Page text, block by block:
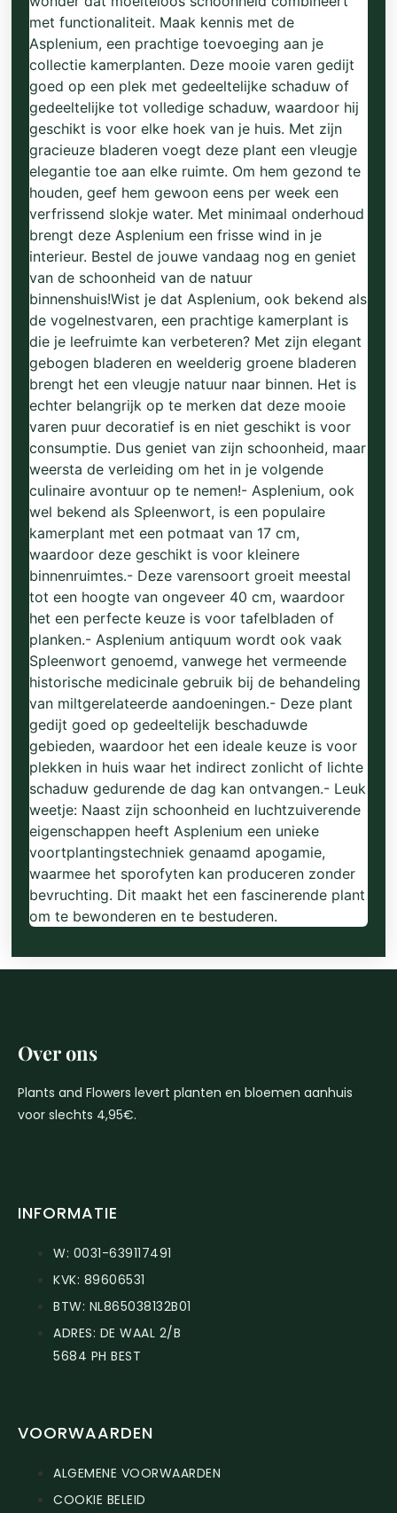
met functionaliteit. Maak kennis met de
Asplenium, een prachtige toevoeging aan je
collectie kamerplanten. Deze mooie varen gedijt
goed op een plek met gedeeltelijke schaduw of
gedeeltelijke tot volledige schaduw, waardoor hij
geschikt is voor elke hoek van je huis. Met zijn
gracieuze bladeren voegt deze plant een vleugje
elegantie toe aan elke ruimte. Om hem gezond te
houden, geef hem gewoon eens per week een
verfrissend slokje water. Met minimaal onderhoud
brengt deze Asplenium een frisse wind in je
interieur. Bestel de jouwe vandaag nog en geniet
van de schoonheid van de natuur
binnenshuis!Wist je dat Asplenium, ook bekend als
de vogelnestvaren, een prachtige kamerplant is
die je leefruimte kan verbeteren? Met zijn elegant
gebogen bladeren en weelderig groene bladeren
brengt het een vleugje natuur naar binnen. Het is
echter belangrijk op te merken dat deze mooie
varen puur decoratief is en niet geschikt is voor
consumptie. Dus geniet van zijn schoonheid, maar
weersta de verleiding om het in je volgende
culinaire avontuur op te nemen!- Asplenium, ook
wel bekend als Spleenwort, is een populaire
kamerplant met een potmaat van 17 cm,
waardoor deze geschikt is voor kleinere
binnenruimtes.- Deze varensoort groeit meestal
tot een hoogte van ongeveer 40 cm, waardoor
het een perfecte keuze is voor tafelbladen of
planken.- Asplenium antiquum wordt ook vaak
Spleenwort genoemd, vanwege het vermeende
historische medicinale gebruik bij de behandeling
van miltgerelateerde aandoeningen.- Deze plant
gedijt goed op gedeeltelijk beschaduwde
gebieden, waardoor het een ideale keuze is voor
plekken in huis waar het indirect zonlicht of lichte
schaduw gedurende de dag kan ontvangen.- Leuk
weetje: Naast zijn schoonheid en luchtzuiverende
eigenschappen heeft Asplenium een unieke
voortplantingstechniek genaamd apogamie,
waarmee het sporofyten kan produceren zonder
bevruchting. Dit maakt het een fascinerende plant
om te bewonderen en te bestuderen.
Over ons
Plants and Flowers levert planten en bloemen aanhuis
voor slechts 4,95€.
INFORMATIE
W: 0031-639117491
KVK: 89606531
BTW: NL865038132B01
ADRES: DE WAAL 2/B
5684 PH BEST
VOORWAARDEN
ALGEMENE VOORWAARDEN
COOKIE BELEID